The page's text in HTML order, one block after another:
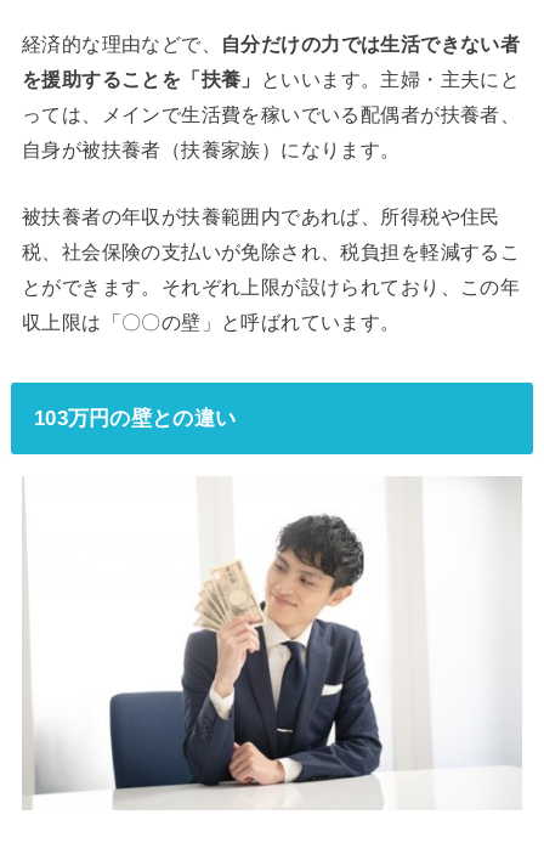
経済的な理由などで、
自分だけの力では生活できない者
を援助することを「扶養」
といいます。主婦・主夫にと
っては、メインで生活費を稼いでいる配偶者が扶養者、
自身が被扶養者（扶養家族）になります。
被扶養者の年収が扶養範囲内であれば、所得税や住民
税、社会保険の支払いが免除され、税負担を軽減するこ
とができます。それぞれ上限が設けられており、この年
収上限は「〇〇の壁」と呼ばれています。
103万円の壁との違い